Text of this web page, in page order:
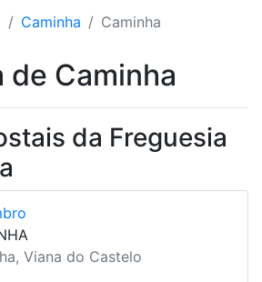
Caminha Caminha
de Caminha
da Freguesia
Viana do Castelo